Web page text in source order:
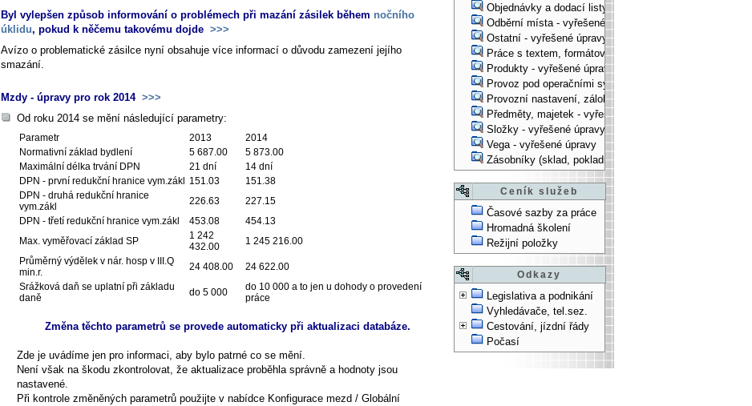
Objednávky a dodací listy - vyřešené úpravy
Odběrní místa - vyřešené úpravy
Ostatní - vyřešené úpravy
Práce s textem, formátování, ... - vyřešené úpravy
Produkty - vyřešené úpravy
Provoz pod operačními systémy, technologické věci -
Provozní nastavení, zálohování, instalace, ... -
Předměty, majetek - vyřešené úpravy
Složky - vyřešené úpravy
Vega - vyřešené úpravy
Zásobníky (sklad, pokladna, bank. účet) - vyřešené
Ceník služeb
Časové sazby za práce
Hromadná školení
Režijní položky
Odkazy
Legislativa a podnikání
Vyhledávače, tel.sez.
Cestování, jízdní řády
Počasí
Byl vylepšen způsob informování o problémech při mazání zásilek během nočního
úklidu, pokud k něčemu takovému dojde >>>
Avízo o problematické zásilce nyní obsahuje více informací o důvodu zamezení jejího
smazání.
Mzdy - úpravy pro rok 2014 >>>
Od roku 2014 se mění následující parametry:
Parametr 2013
2014
Normativní základ bydlení
5 687.00
5 873.00
Maximální délka trvání DPN
21 dní
14 dní
DPN - první redukční hranice vym.zákl 151.03
151.38
DPN - druhá redukční hranice
vym.zákl
226.63
227.15
DPN - třetí redukční hranice vym.zákl
453.08
454.13
Max. vyměřovací základ SP
1 242
432.00
1 245 216.00
Průměrný výdělek v nár. hosp v III.Q
min.r.
24 408.00
24 622.00
Srážková daň se uplatní při základu
daně
do 5 000
do 10 000 a to jen u dohody o provedení
práce
Změna těchto parametrů se provede automaticky při aktualizaci databáze.
Zde je uvádíme jen pro informaci, aby bylo patrné co se mění.
Není však na škodu zkontrolovat, že aktualizace proběhla správně a hodnoty jsou
nastavené.
Při kontrole změněných parametrů použijte v nabídce Konfigurace mezd / Globální